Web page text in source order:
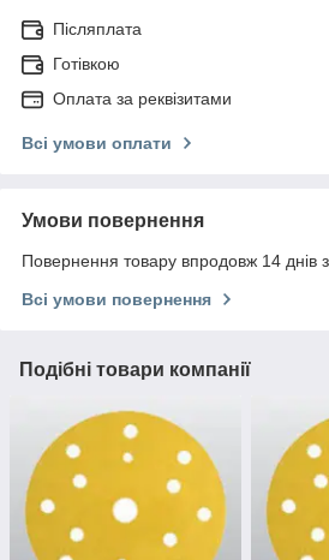
Післяплата
Готівкою
Оплата за реквізитами
Всі умови оплати
Умови повернення
Повернення товару впродовж 14 днів
Всі умови повернення
Подібні товари компанії